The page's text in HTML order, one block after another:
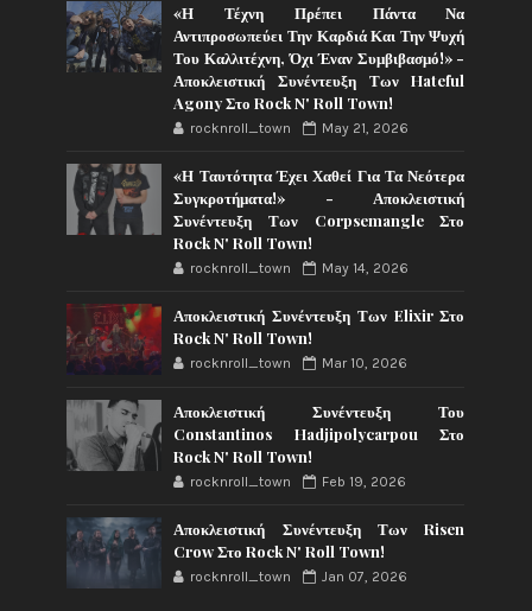
«Η Τέχνη Πρέπει Πάντα Να
Αντιπροσωπεύει Την Καρδιά Και Την Ψυχή
Του Καλλιτέχνη, Όχι Έναν Συμβιβασμό!» -
Αποκλειστική Συνέντευξη Των Hateful
Agony Στο Rock N' Roll Town!
rocknroll_town May 21, 2026
«Η Ταυτότητα Έχει Χαθεί Για Τα Νεότερα
Συγκροτήματα!» - Αποκλειστική
Συνέντευξη Των Corpsemangle Στο
Rock N' Roll Town!
rocknroll_town May 14, 2026
Αποκλειστική Συνέντευξη Των Elixir Στο
Rock N' Roll Town!
rocknroll_town Mar 10, 2026
Αποκλειστική Συνέντευξη Του
Constantinos Hadjipolycarpou Στο
Rock N' Roll Town!
rocknroll_town Feb 19, 2026
Αποκλειστική Συνέντευξη Των Risen
Crow Στο Rock N' Roll Town!
rocknroll_town Jan 07, 2026